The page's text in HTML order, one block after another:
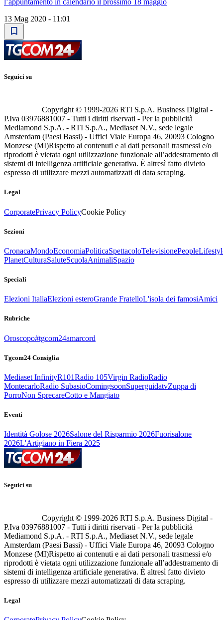
l’appuntamento in calendario il prossimo 18 maggio
13 Mag 2020 - 11:01
Seguici su
Copyright © 1999-2026 RTI S.p.A. Business Digital -
P.Iva 03976881007 - Tutti i diritti riservati - Per la pubblicità
Mediamond S.p.A. - RTI S.p.A., Mediaset N.V., sede legale
Amsterdam (Paesi Bassi) - Uffici Viale Europa 46, 20093 Cologno
Monzese (MI)Rispetto ai contenuti e ai dati personali trasmessi e/o
riprodotti è vietata ogni utilizzazione funzionale all’addestramento di
sistemi di intelligenza artificiale generativa. È altresì fatto divieto
espresso di utilizzare mezzi automatizzati di data scraping.
Legal
CorporatePrivacy PolicyCookie Policy
Sezioni
CronacaMondoEconomiaPoliticaSpettacoloTelevisionePeople
PlanetCulturaSaluteScuolaAnimaliSpazio
Speciali
Elezioni ItaliaElezioni esteroGrande FratelloL'isola dei famosiAmici
Rubriche
Oroscopo#tgcom24amarcord
Tgcom24 Consiglia
Mediaset InfinityR101Radio 105Virgin RadioRadio
MontecarloRadio SubasioComingsoonSuperguidatvZuppa di
PorroNon SprecareCotto e Mangiato
Eventi
Identità Golose 2026Salone del Risparmio 2026Fuorisalone
2026L'Artigiano in Fiera 2025
Seguici su
Copyright © 1999-2026 RTI S.p.A. Business Digital -
P.Iva 03976881007 - Tutti i diritti riservati - Per la pubblicità
Mediamond S.p.A. - RTI S.p.A., Mediaset N.V., sede legale
Amsterdam (Paesi Bassi) - Uffici Viale Europa 46, 20093 Cologno
Monzese (MI)Rispetto ai contenuti e ai dati personali trasmessi e/o
riprodotti è vietata ogni utilizzazione funzionale all’addestramento di
sistemi di intelligenza artificiale generativa. È altresì fatto divieto
espresso di utilizzare mezzi automatizzati di data scraping.
Legal